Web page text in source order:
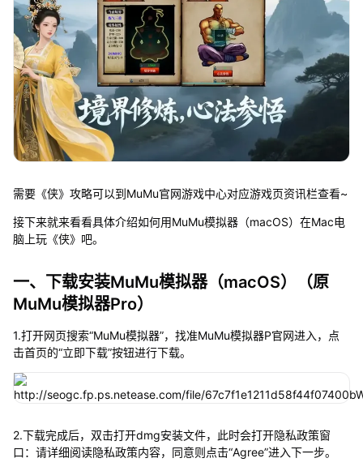
需要《侠》攻略可以到MuMu官网游戏中心对应游戏页资讯栏查看~
接下来就来看看具体介绍如何用MuMu模拟器（macOS）在Mac电
脑上玩《侠》吧。
一、下载安装MuMu模拟器（macOS）（原
MuMu模拟器Pro）
1.打开网页搜索“MuMu模拟器”，找准MuMu模拟器P官网进入，点
击首页的“立即下载”按钮进行下载。
2.下载完成后，双击打开dmg安装文件，此时会打开隐私政策窗
口：请详细阅读隐私政策内容，同意则点击“Agree”进入下一步。